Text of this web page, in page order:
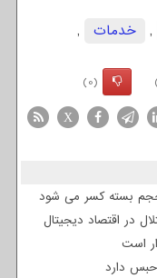
, خدمات ,
(0)
X
حجم بسته کسر می شود
در اقتصاد دیجیتال
است